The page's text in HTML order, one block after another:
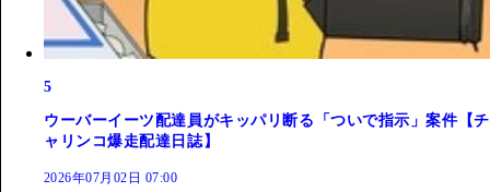
5
ウーバーイーツ配達員がキッパリ断る「ついで指示」案件【チ
ャリンコ爆走配達日誌】
2026年07月02日 07:00